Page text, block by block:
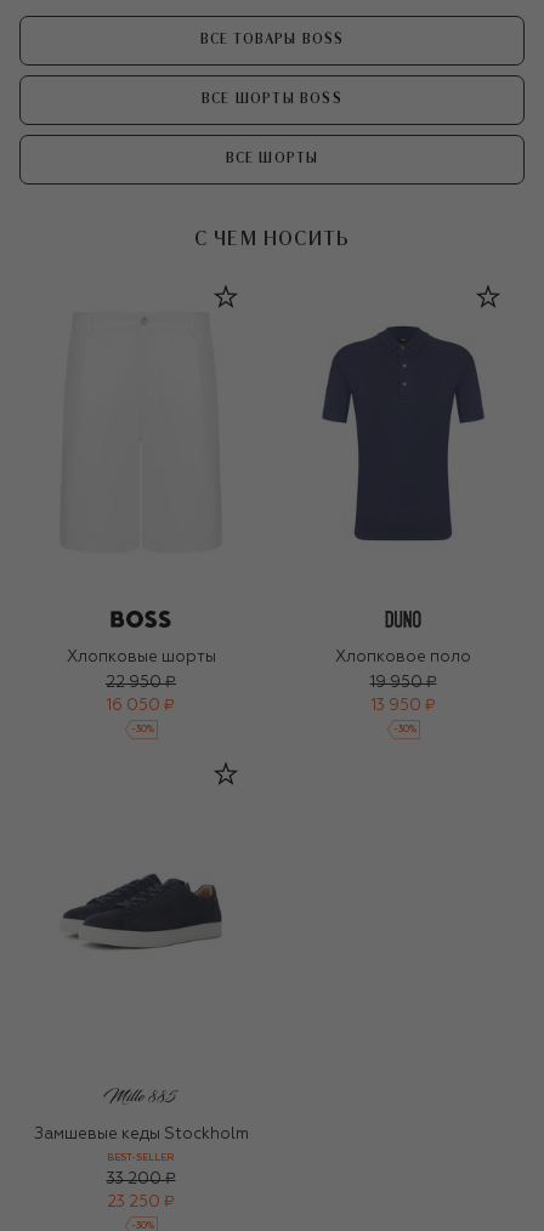
ВСЕ ТОВАРЫ BOSS
ВСЕ ШОРТЫ BOSS
ВСЕ ШОРТЫ
С ЧЕМ НОСИТЬ
Хлопковые шорты
22 950 ₽
16 050 ₽
-30%
Хлопковое поло
19 950 ₽
13 950 ₽
-30%
Замшевые кеды Stockholm
BEST-SELLER
33 200 ₽
23 250 ₽
-30%